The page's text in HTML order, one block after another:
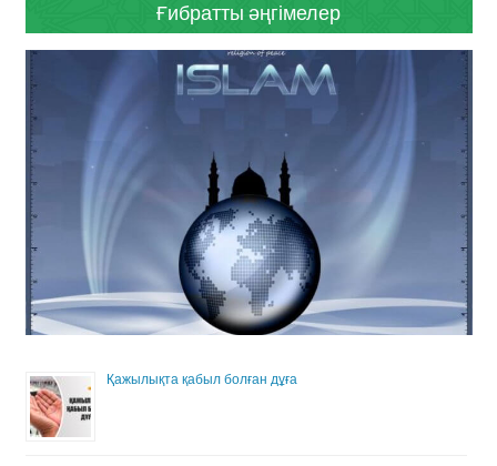
Ғибратты әңгімелер
Қажылықта қабыл болған дұға